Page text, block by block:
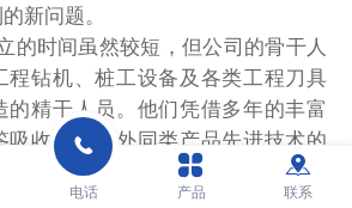
新问题。
时间虽然较短，但公司的骨干人
程钻机、桩工设备及各类工程刀具
的精干人员。他们凭借多年的丰富
吸收了国内外同类产品先进技术的
并制造出了能够满足多种不同地质
程钻机、桩工设备及各类工程刀具
电话 产品 联系